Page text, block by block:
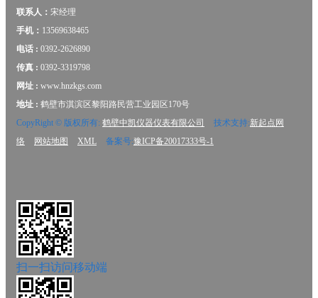
联系人： 宋经理
手机： 13569638465
电话 : 0392-2626890
传真 : 0392-3319798
网址 : www.hnzkgs.com
地址 : 鹤壁市淇滨区黎阳路民营工业园区170号
CopyRight © 版权所有: 鹤壁中凯仪器仪表有限公司 技术支持:新起点网
络
网站地图 XML 备案号:豫ICP备20017333号-1
扫一扫访问移动端